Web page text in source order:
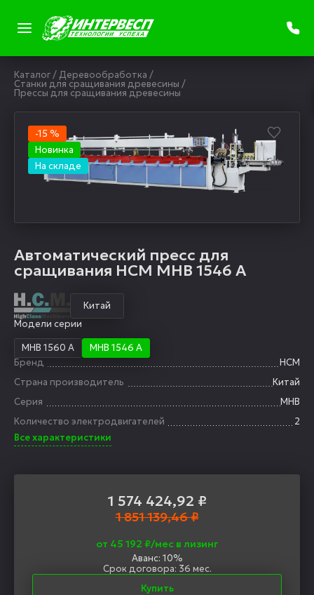
Каталог/ Деревообработка /
Станки для сращивания древесины /
Прессы для сращивания древесины
-15 %
Новинка
На складе
Автоматический пресс для
сращивания HCM MHB 1546 A
Китай
Модели серии
MHB 1560 A
MHB 1546 A
Бренд
HCM
Страна производитель
Китай
Серия
MHB
Количество электродвигателей
2
Все характеристики
1 574 424,92 ₽
1 851 139,46 ₽
от 45 192 ₽/мес в лизинг
Аванс: 10%
Срок договора: 36 мес.
Купить